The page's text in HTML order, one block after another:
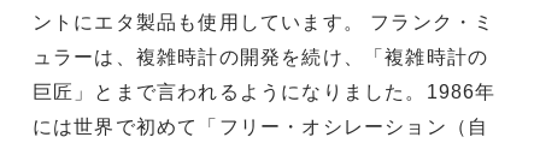
ントにエタ製品も使用しています。 フランク・ミ
ュラーは、複雑時計の開発を続け、「複雑時計の
巨匠」とまで言われるようになりました。1986年
には世界で初めて「フリー・オシレーション（自